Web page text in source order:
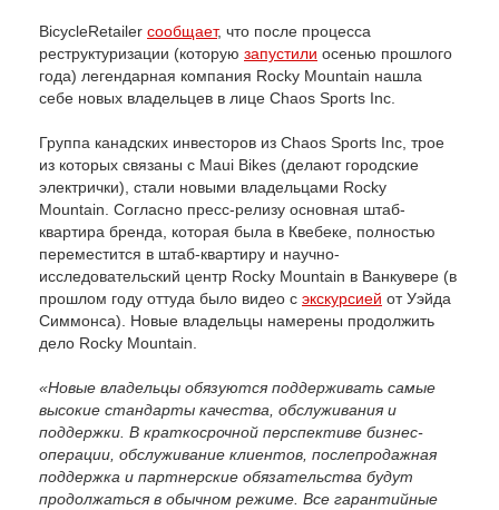
BicycleRetailer сообщает, что после процесса
реструктуризации (которую запустили осенью прошлого
года) легендарная компания Rocky Mountain нашла
себе новых владельцев в лице Chaos Sports Inc.
Группа канадских инвесторов из Chaos Sports Inc, трое
из которых связаны с Maui Bikes (делают городские
электрички), стали новыми владельцами Rocky
Mountain. Согласно пресс-релизу основная штаб-
квартира бренда, которая была в Квебеке, полностью
переместится в штаб-квартиру и научно-
исследовательский центр Rocky Mountain в Ванкувере (в
прошлом году оттуда было видео с экскурсией от Уэйда
Симмонса). Новые владельцы намерены продолжить
дело Rocky Mountain.
«Новые владельцы обязуются поддерживать самые
высокие стандарты качества, обслуживания и
поддержки. В краткосрочной перспективе бизнес-
операции, обслуживание клиентов, послепродажная
поддержка и партнерские обязательства будут
продолжаться в обычном режиме. Все гарантийные